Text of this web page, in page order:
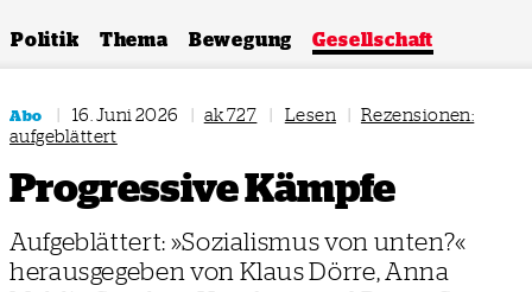
Politik Thema Bewegung Gesellschaft
Abo | 16. Juni 2026 | ak 727 | Lesen | Rezensionen:
aufgeblättert
Progressive Kämpfe
Aufgeblättert: »Sozialismus von unten?«
herausgegeben von Klaus Dörre, Anna